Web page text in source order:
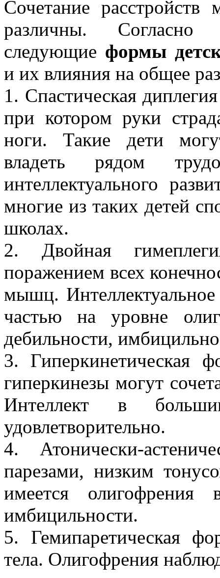
Сочетание
различны. Согласно
следующие формы
и их влияния на общее
1. Спастическая
при котором руки
ноги. Такие дети
владеть рядом
интеллектуального
многие из таких детей
школах.
2. Двойная
поражением всех
мышц. Интеллектуальное
частью на уровне
дебильности,
3. Гиперкинетическая
гиперкинезы могут
Интеллект в
удовлетворительно.
4. Атонически-
парезами, низким
имеется олигофрения
имбицильности.
5. Гемипаретическая
тела. Олигофрения